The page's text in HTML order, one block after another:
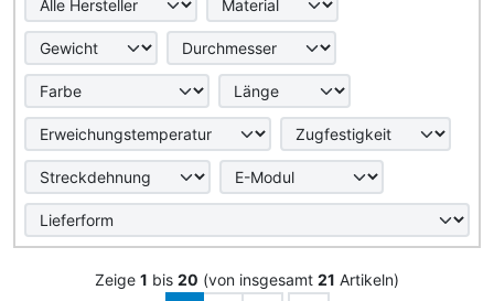
Zeige 1 bis 20 (von insgesamt 21 Artikeln)